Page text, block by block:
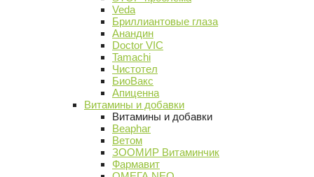
Veda
Бриллиантовые глаза
Анандин
Doctor VIC
Tamachi
Чистотел
БиоВакс
Апиценна
Витамины и добавки
Витамины и добавки
Beaphar
Ветом
ЗООМИР Витаминчик
Фармавит